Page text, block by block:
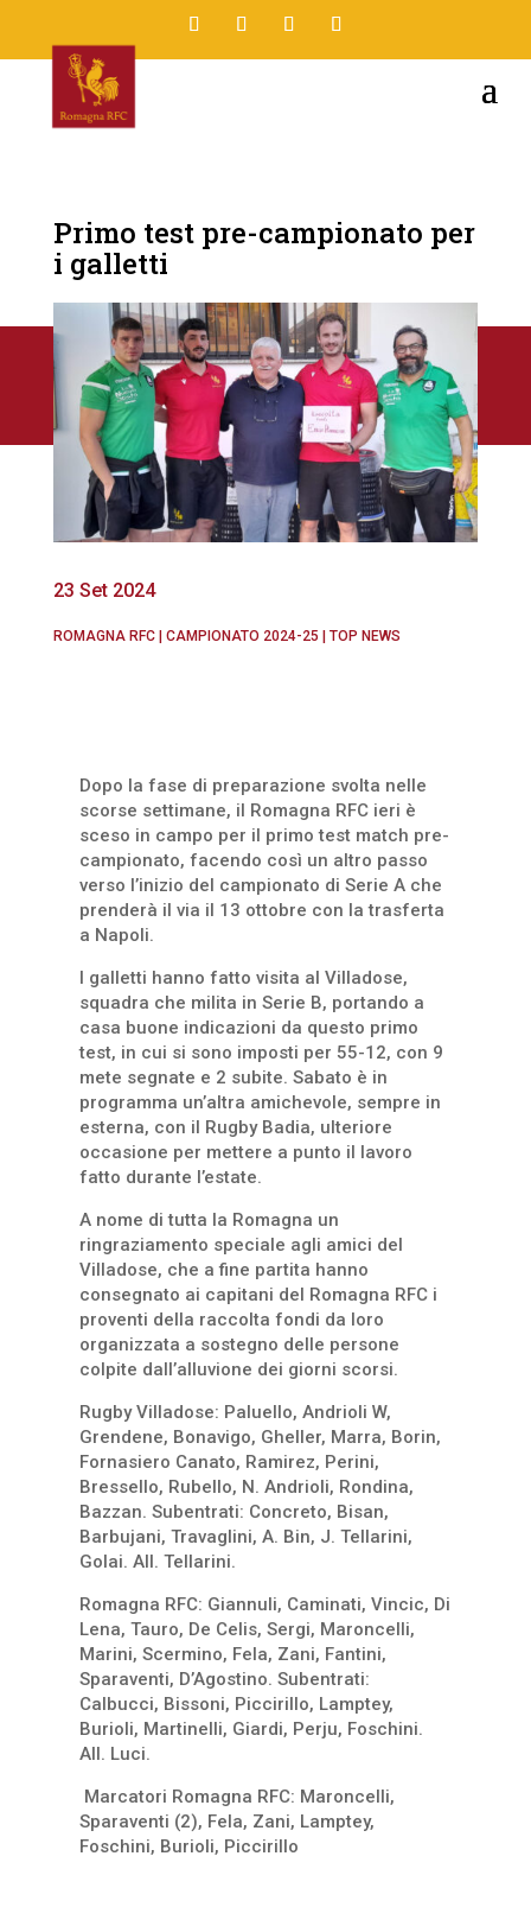
Primo test pre-campionato per
i galletti
23 Set 2024
ROMAGNA RFC| CAMPIONATO 2024-25 | TOP NEWS
Dopo la fase di preparazione svolta nelle
scorse settimane, il Romagna RFC ieri è
sceso in campo per il primo test match pre-
campionato, facendo così un altro passo
verso l’inizio del campionato di Serie A che
prenderà il via il 13 ottobre con la trasferta
a Napoli.
I galletti hanno fatto visita al Villadose,
squadra che milita in Serie B, portando a
casa buone indicazioni da questo primo
test, in cui si sono imposti per 55-12, con 9
mete segnate e 2 subite. Sabato è in
programma un’altra amichevole, sempre in
esterna, con il Rugby Badia, ulteriore
occasione per mettere a punto il lavoro
fatto durante l’estate.
A nome di tutta la Romagna un
ringraziamento speciale agli amici del
Villadose, che a fine partita hanno
consegnato ai capitani del Romagna RFC i
proventi della raccolta fondi da loro
organizzata a sostegno delle persone
colpite dall’alluvione dei giorni scorsi.
Rugby Villadose: Paluello, Andrioli W,
Grendene, Bonavigo, Gheller, Marra, Borin,
Fornasiero Canato, Ramirez, Perini,
Bressello, Rubello, N. Andrioli, Rondina,
Bazzan. Subentrati: Concreto, Bisan,
Barbujani, Travaglini, A. Bin, J. Tellarini,
Golai. All. Tellarini.
Romagna RFC: Giannuli, Caminati, Vincic, Di
Lena, Tauro, De Celis, Sergi, Maroncelli,
Marini, Scermino, Fela, Zani, Fantini,
Sparaventi, D’Agostino. Subentrati:
Calbucci, Bissoni, Piccirillo, Lamptey,
Burioli, Martinelli, Giardi, Perju, Foschini.
All. Luci.
Marcatori Romagna RFC: Maroncelli,
Sparaventi (2), Fela, Zani, Lamptey,
Foschini, Burioli, Piccirillo